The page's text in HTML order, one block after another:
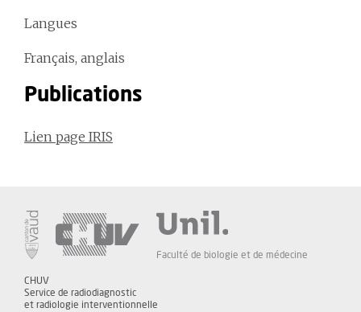
Langues
Français, anglais
Publications
Lien page IRIS
Faculté de biologie et de médecine
CHUV
Service de radiodiagnostic
et radiologie interventionnelle